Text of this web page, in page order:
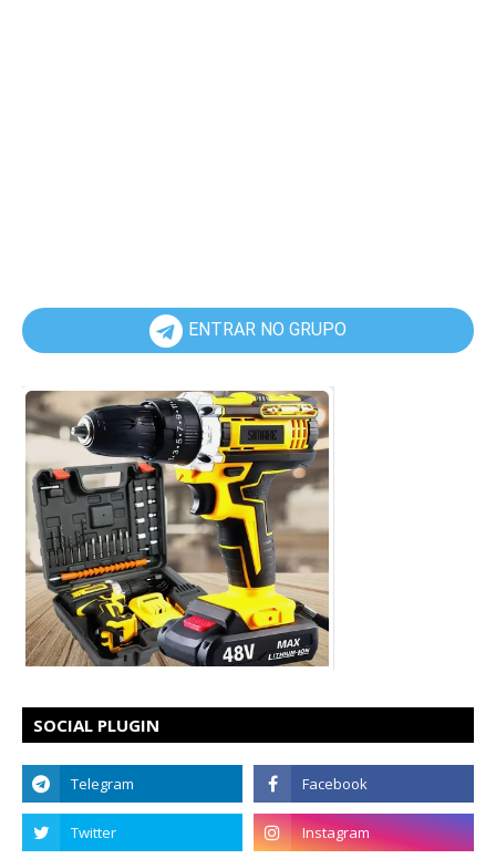
ENTRAR NO GRUPO
SOCIAL PLUGIN